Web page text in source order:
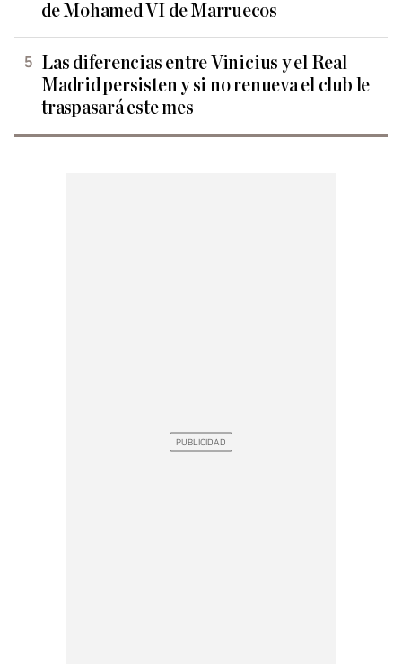
de Mohamed VI de Marruecos
Las diferencias entre Vinicius y el Real
Madrid persisten y si no renueva el club le
traspasará este mes